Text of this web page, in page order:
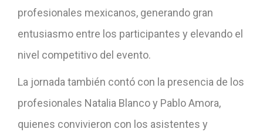
profesionales mexicanos, generando gran
entusiasmo entre los participantes y elevando el
nivel competitivo del evento.
La jornada también contó con la presencia de los
profesionales Natalia Blanco y Pablo Amora,
quienes convivieron con los asistentes y